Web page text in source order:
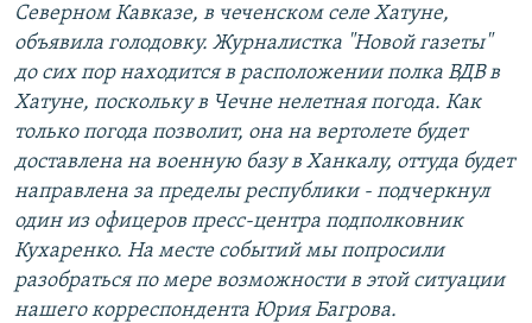
ПОДПИШИТЕСЬ НА РАССЫЛКУ
СОЦИАЛЬНЫЕ СЕТИ
Все сайты РСЕ/РС
Северном Кавказе, в чеченском селе Хатуне,
объявила голодовку. Журналистка "Новой газеты"
до сих пор находится в расположении полка ВДВ в
Хатуне, поскольку в Чечне нелетная погода. Как
только погода позволит, она на вертолете будет
доставлена на военную базу в Ханкалу, оттуда будет
направлена за пределы республики - подчеркнул
один из офицеров пресс-центра подполковник
Кухаренко. На месте событий мы попросили
разобраться по мере возможности в этой ситуации
нашего корреспондента Юрия Багрова.